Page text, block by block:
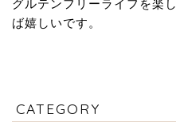
グルテンフリーライフを楽
ば嬉しいです。
CATEGORY